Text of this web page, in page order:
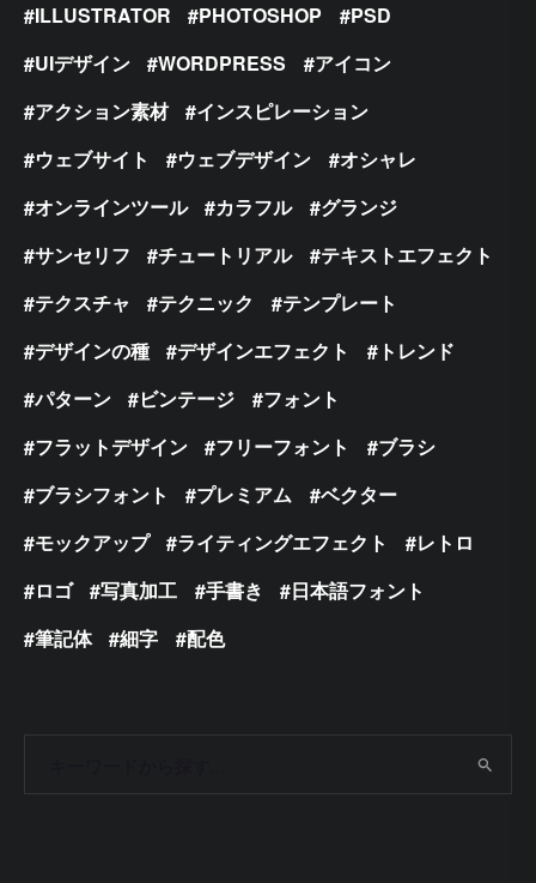
ILLUSTRATOR
PHOTOSHOP
PSD
UIデザイン
WORDPRESS
アイコン
アクション素材
インスピレーション
ウェブサイト
ウェブデザイン
オシャレ
オンラインツール
カラフル
グランジ
サンセリフ
チュートリアル
テキストエフェクト
テクスチャ
テクニック
テンプレート
デザインの種
デザインエフェクト
トレンド
パターン
ビンテージ
フォント
フラットデザイン
フリーフォント
ブラシ
ブラシフォント
プレミアム
ベクター
モックアップ
ライティングエフェクト
レトロ
ロゴ
写真加工 手書き
日本語フォント
筆記体
細字 配色